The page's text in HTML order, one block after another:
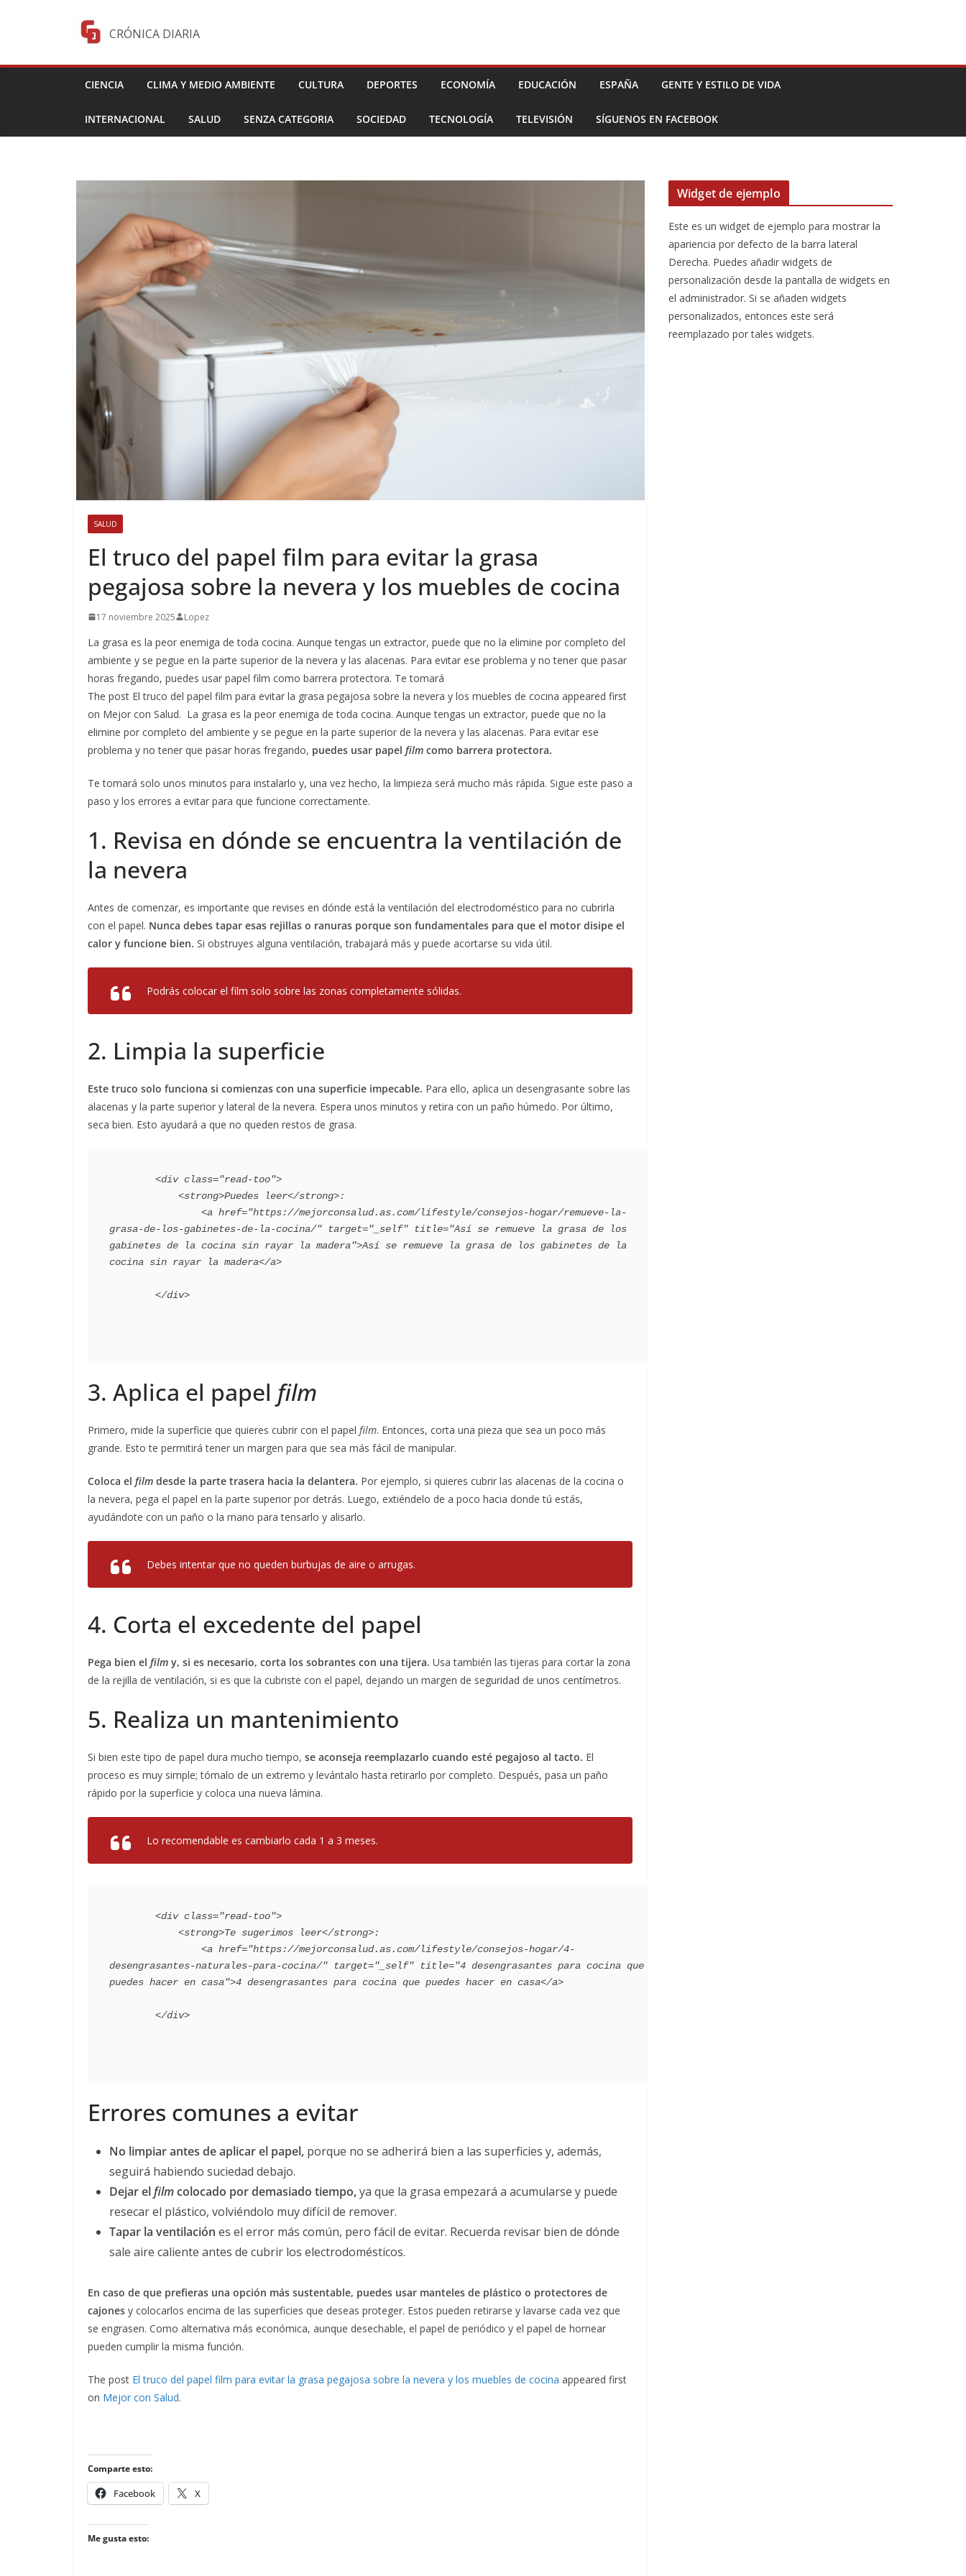
CRÓNICA DIARIA
CIENCIA CLIMA Y MEDIO AMBIENTE CULTURA DEPORTES ECONOMÍA EDUCACIÓN ESPAÑA GENTE Y ESTILO DE VIDA
INTERNACIONAL SALUD SENZA CATEGORIA SOCIEDAD TECNOLOGÍA TELEVISIÓN SÍGUENOS EN FACEBOOK
SALUD
El truco del papel film para evitar la grasa
pegajosa sobre la nevera y los muebles de cocina
17 noviembre 2025 Lopez
La grasa es la peor enemiga de toda cocina. Aunque tengas un extractor, puede que no la elimine por completo del
ambiente y se pegue en la parte superior de la nevera y las alacenas. Para evitar ese problema y no tener que pasar
horas fregando, puedes usar papel film como barrera protectora. Te tomará
The post El truco del papel film para evitar la grasa pegajosa sobre la nevera y los muebles de cocina appeared first
on Mejor con Salud. La grasa es la peor enemiga de toda cocina. Aunque tengas un extractor, puede que no la
elimine por completo del ambiente y se pegue en la parte superior de la nevera y las alacenas. Para evitar ese
problema y no tener que pasar horas fregando, puedes usar papel film como barrera protectora.
Te tomará solo unos minutos para instalarlo y, una vez hecho, la limpieza será mucho más rápida. Sigue este paso a
paso y los errores a evitar para que funcione correctamente.
1. Revisa en dónde se encuentra la ventilación de
la nevera
Antes de comenzar, es importante que revises en dónde está la ventilación del electrodoméstico para no cubrirla
con el papel. Nunca debes tapar esas rejillas o ranuras porque son fundamentales para que el motor disipe el
calor y funcione bien. Si obstruyes alguna ventilación, trabajará más y puede acortarse su vida útil.
Podrás colocar el film solo sobre las zonas completamente sólidas.
2. Limpia la superficie
Este truco solo funciona si comienzas con una superficie impecable. Para ello, aplica un desengrasante sobre las
alacenas y la parte superior y lateral de la nevera. Espera unos minutos y retira con un paño húmedo. Por último,
seca bien. Esto ayudará a que no queden restos de grasa.
grasa-de-los-gabinetes-de-la-cocina/" target="_self" title="Así se remueve la grasa de los
gabinetes de la cocina sin rayar la madera">Así se remueve la grasa de los gabinetes de la
cocina sin rayar la madera</a>
3. Aplica el papel film
Primero, mide la superficie que quieres cubrir con el papel film. Entonces, corta una pieza que sea un poco más
grande. Esto te permitirá tener un margen para que sea más fácil de manipular.
Coloca el film desde la parte trasera hacia la delantera. Por ejemplo, si quieres cubrir las alacenas de la cocina o
la nevera, pega el papel en la parte superior por detrás. Luego, extiéndelo de a poco hacia donde tú estás,
ayudándote con un paño o la mano para tensarlo y alisarlo.
Debes intentar que no queden burbujas de aire o arrugas.
4. Corta el excedente del papel
Pega bien el film y, si es necesario, corta los sobrantes con una tijera. Usa también las tijeras para cortar la zona
de la rejilla de ventilación, si es que la cubriste con el papel, dejando un margen de seguridad de unos centímetros.
5. Realiza un mantenimiento
Si bien este tipo de papel dura mucho tiempo, se aconseja reemplazarlo cuando esté pegajoso al tacto. El
proceso es muy simple; tómalo de un extremo y levántalo hasta retirarlo por completo. Después, pasa un paño
rápido por la superficie y coloca una nueva lámina.
Lo recomendable es cambiarlo cada 1 a 3 meses.
desengrasantes-naturales-para-cocina/" target="_self" title="4 desengrasantes para cocina que
puedes hacer en casa">4 desengrasantes para cocina que puedes hacer en casa</a>
Errores comunes a evitar
No limpiar antes de aplicar el papel, porque no se adherirá bien a las superficies y, además,
seguirá habiendo suciedad debajo.
Dejar elfilmcolocado por demasiado tiempo,ya que la grasa empezará a acumularse y puede
resecar el plástico, volviéndolo muy difícil de remover.
Tapar la ventilación es el error más común, pero fácil de evitar. Recuerda revisar bien de dónde
sale aire caliente antes de cubrir los electrodomésticos.
En caso de que prefieras una opción más sustentable, puedes usar manteles de plástico o protectores de
cajones y colocarlos encima de las superficies que deseas proteger. Estos pueden retirarse y lavarse cada vez que
se engrasen. Como alternativa más económica, aunque desechable, el papel de periódico y el papel de hornear
pueden cumplir la misma función.
The post El truco del papel film para evitar la grasa pegajosa sobre la nevera y los muebles de cocina appeared first
on Mejor con Salud.
Comparte esto:
Facebook X
Me gusta esto:
Widget de ejemplo
Este es un widget de ejemplo para mostrar la
apariencia por defecto de la barra lateral
Derecha. Puedes añadir widgets de
personalización desde la pantalla de widgets en
el administrador. Si se añaden widgets
personalizados, entonces este será
reemplazado por tales widgets.